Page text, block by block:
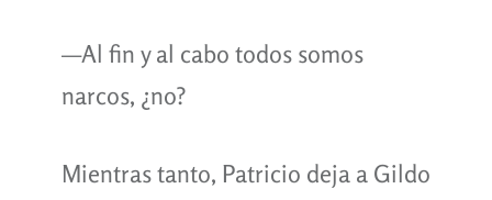
—Al fin y al cabo todos somos
narcos, ¿no?
Mientras tanto, Patricio deja a Gildo